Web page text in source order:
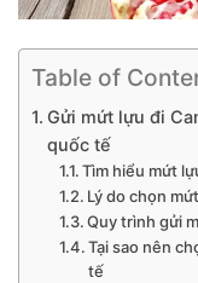
Table of
Gửi mứt lựu đi
quốc tế
Tìm hiểu mứt
Lý do chọn
Quy trình gửi
Tại sao nên
tế